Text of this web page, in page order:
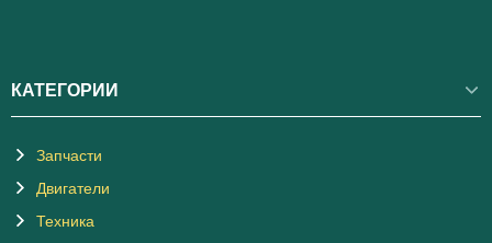
КАТЕГОРИИ
Запчасти
Двигатели
Техника